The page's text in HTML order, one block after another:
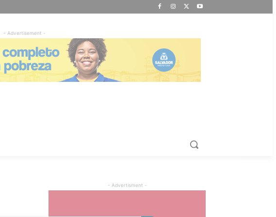
- Advertisement -
- Advertisment -